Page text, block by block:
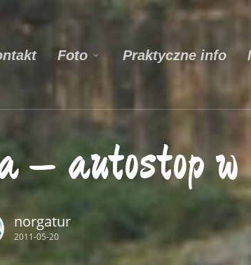
Foto Praktyczne info
– autostop
norgatur
2011-05-20